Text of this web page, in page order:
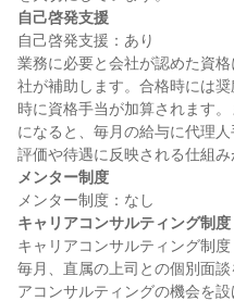
自己啓発支援
自己啓発支援：あり
業務に必要と会社が認めた資
社が補助します。合格時には
時に資格手当が加算されます
になると、毎月の給与に代理
メンター制度
キャリアコンサルティング制度
キャリアコンサルティング制度
毎月、直属の上司との個別面
アコンサルティングの機会を